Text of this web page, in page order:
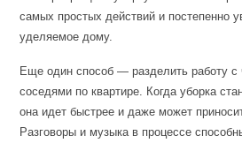
самых простых действий и постепенно
уделяемое дому.
Еще один способ — разделить работу
соседями по квартире. Когда уборка
она идет быстрее и даже может
Разговоры и музыка в процессе